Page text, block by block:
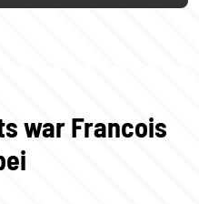
war Francois